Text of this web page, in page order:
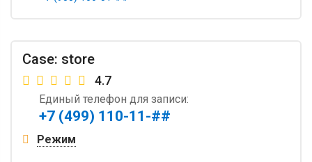
Case: store
4.7
Единый телефон для записи:
+7 (499) 110-11-##
Режим